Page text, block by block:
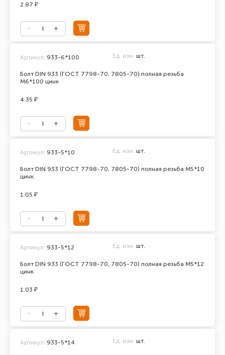
2.87 ₽
Болт DIN 933 (ГОСТ 7798-70, 7805-70) полная резьба
М6*100 цинк
Артикул: 933-6*100 Ед. изм. шт.
4.35 ₽
Болт DIN 933 (ГОСТ 7798-70, 7805-70) полная резьба М5*10
цинк
Артикул: 933-5*10 Ед. изм. шт.
1.05 ₽
Болт DIN 933 (ГОСТ 7798-70, 7805-70) полная резьба М5*12
цинк
Артикул: 933-5*12 Ед. изм. шт.
1.03 ₽
Артикул: 933-5*14 Ед. изм. шт.